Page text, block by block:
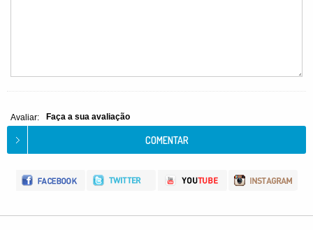
Avaliar: Faça a sua avaliação